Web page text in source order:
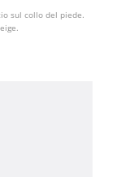
sul collo del piede.